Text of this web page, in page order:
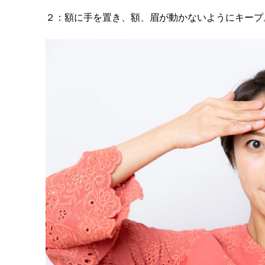
２：額に手を置き、額、眉が動かないようにキー